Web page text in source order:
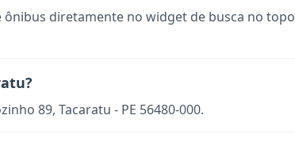
diretamente no widget de busca no topo
89, Tacaratu - PE 56480-000.